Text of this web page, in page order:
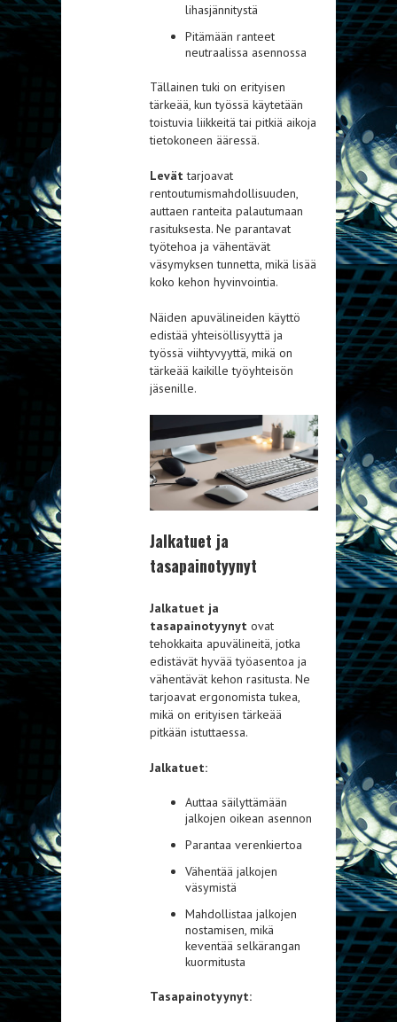
lihasjännitystä
Pitämään ranteet
neutraalissa asennossa
Tällainen tuki on erityisen
tärkeää, kun työssä käytetään
toistuvia liikkeitä tai pitkiä aikoja
tietokoneen ääressä.
Levät tarjoavat
rentoutumismahdollisuuden,
auttaen ranteita palautumaan
rasituksesta. Ne parantavat
työtehoa ja vähentävät
väsymyksen tunnetta, mikä lisää
koko kehon hyvinvointia.
Näiden apuvälineiden käyttö
edistää yhteisöllisyyttä ja
työssä viihtyvyyttä, mikä on
tärkeää kaikille työyhteisön
jäsenille.
Jalkatuet ja
tasapainotyynyt
Jalkatuet ja
tasapainotyynyt ovat
tehokkaita apuvälineitä, jotka
edistävät hyvää työasentoa ja
vähentävät kehon rasitusta. Ne
tarjoavat ergonomista tukea,
mikä on erityisen tärkeää
pitkään istuttaessa.
Jalkatuet:
Auttaa säilyttämään
jalkojen oikean asennon
Parantaa verenkiertoa
Vähentää jalkojen
väsymistä
Mahdollistaa jalkojen
nostamisen, mikä
keventää selkärangan
kuormitusta
Tasapainotyynyt: